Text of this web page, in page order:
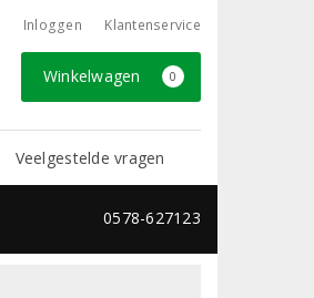
Inloggen Klantenservice
Winkelwagen 0
Veelgestelde vragen
0578-627123